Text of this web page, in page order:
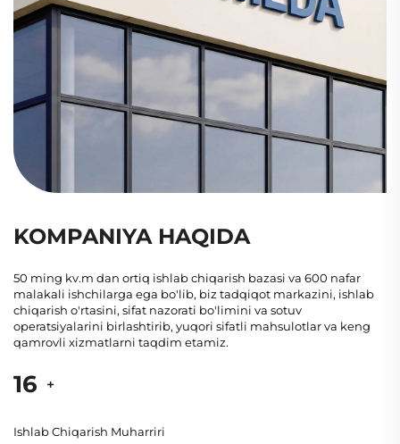
KOMPANIYA HAQIDA
50 ming kv.m dan ortiq ishlab chiqarish bazasi va 600 nafar
malakali ishchilarga ega bo'lib, biz tadqiqot markazini, ishlab
chiqarish o'rtasini, sifat nazorati bo'limini va sotuv
operatsiyalarini birlashtirib, yuqori sifatli mahsulotlar va keng
qamrovli xizmatlarni taqdim etamiz.
20 +
Ishlab Chiqarish Muharriri